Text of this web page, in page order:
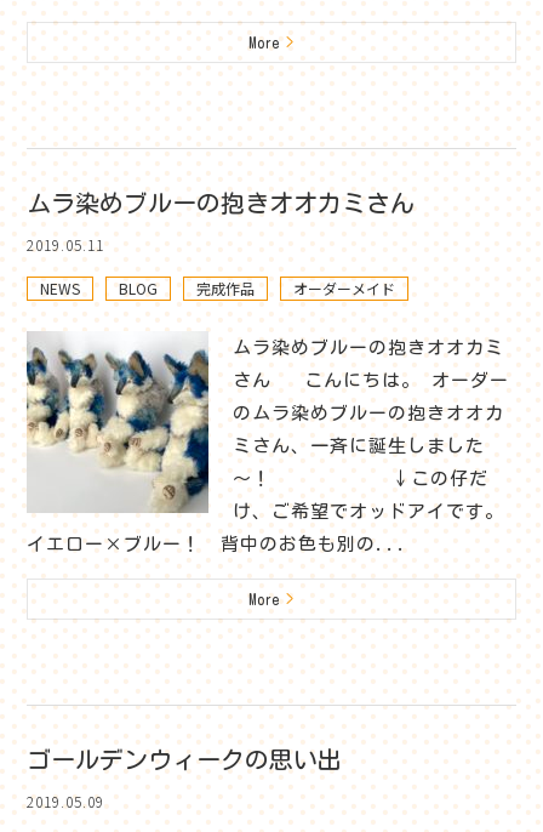
More>
ムラ染めブルーの抱きオオカミさん
2019.05.11
NEWS BLOG 完成作品 オーダーメイド
ムラ染めブルーの抱きオオカミ
さん こんにちは。 オーダー
のムラ染めブルーの抱きオオカ
ミさん、一斉に誕生しました
～！ ↓この仔だ
け、ご希望でオッドアイです。
イエロー×ブルー！ 背中のお色も別の...
More>
ゴールデンウィークの思い出
2019.05.09